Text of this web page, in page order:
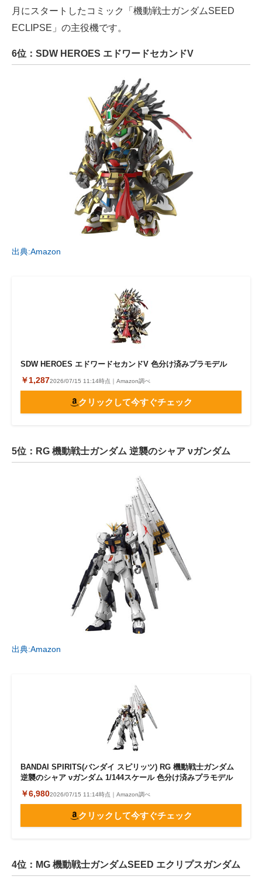
月にスタートしたコミック「機動戦士ガンダムSEED
ECLIPSE」の主役機です。
6位：SDW HEROES エドワードセカンドV
出典:Amazon
SDW HEROES エドワードセカンドV 色分け済みプラモデル
￥1,2872026/07/15 11:14時点｜Amazon調べ
クリックして今すぐチェック
5位：RG 機動戦士ガンダム 逆襲のシャア νガンダム
出典:Amazon
BANDAI SPIRITS(バンダイ スピリッツ) RG 機動戦士ガンダム
逆襲のシャア νガンダム 1/144スケール 色分け済みプラモデル
￥6,9802026/07/15 11:14時点｜Amazon調べ
クリックして今すぐチェック
4位：MG 機動戦士ガンダムSEED エクリプスガンダム